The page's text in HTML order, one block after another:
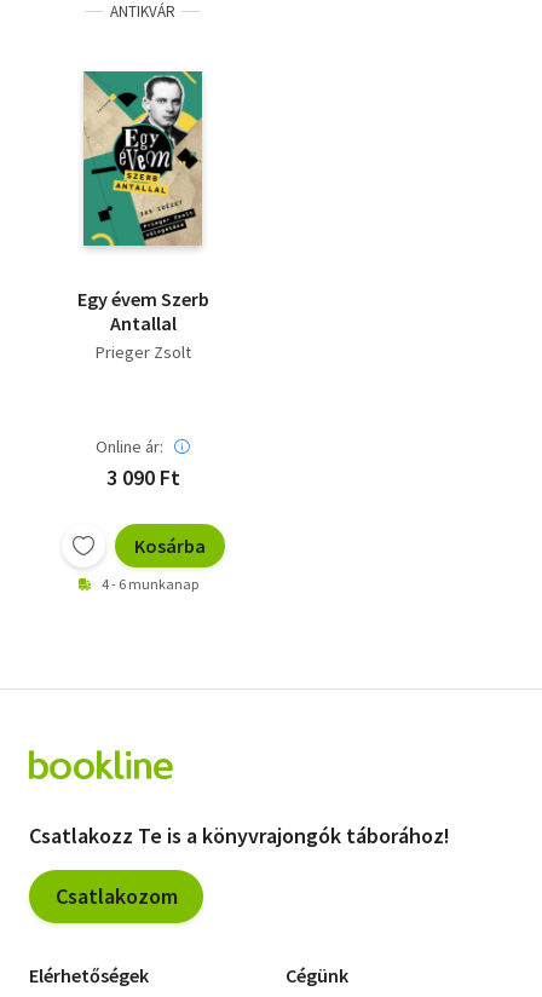
ANTIKVÁR
Egy évem Szerb
Antallal
Prieger Zsolt
Online ár:
3 090 Ft
Kosárba
4 - 6 munkanap
Csatlakozz Te is a könyvrajongók táborához!
Csatlakozom
Elérhetőségek Cégünk